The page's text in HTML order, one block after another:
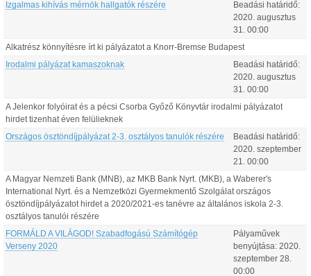
Izgalmas kihívás mérnök hallgatók részére
Beadási határidő:
2020. augusztus
31
00:00
Alkatrész könnyítésre írt ki pályázatot a Knorr-Bremse Budapest
Irodalmi pályázat kamaszoknak
Beadási határidő:
2020. augusztus
31
00:00
A Jelenkor folyóirat és a pécsi Csorba Győző Könyvtár irodalmi pályázatot
hirdet tizenhat éven felülieknek
Országos ösztöndíjpályázat 2-3. osztályos tanulók részére
Beadási határidő:
2020. szeptember
21
00:00
A Magyar Nemzeti Bank (MNB), az MKB Bank Nyrt. (MKB), a Waberer's
International Nyrt. és a Nemzetközi Gyermekmentő Szolgálat országos
ösztöndíjpályázatot hirdet a 2020/2021-es tanévre az általános iskola 2-3.
osztályos tanulói részére
FORMÁLD A VILÁGOD! Szabadfogású Számítógép
Verseny 2020
Pályaművek
benyújtása: 2020.
szeptember 28
00:00